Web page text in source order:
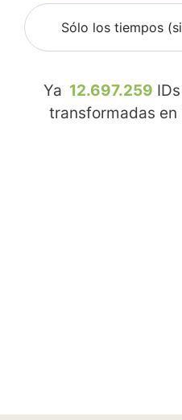
Sólo los tiempos
Ya 12.697.259
transformadas en